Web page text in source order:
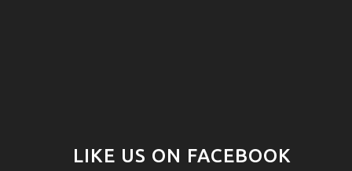
LIKE US ON FACEBOOK